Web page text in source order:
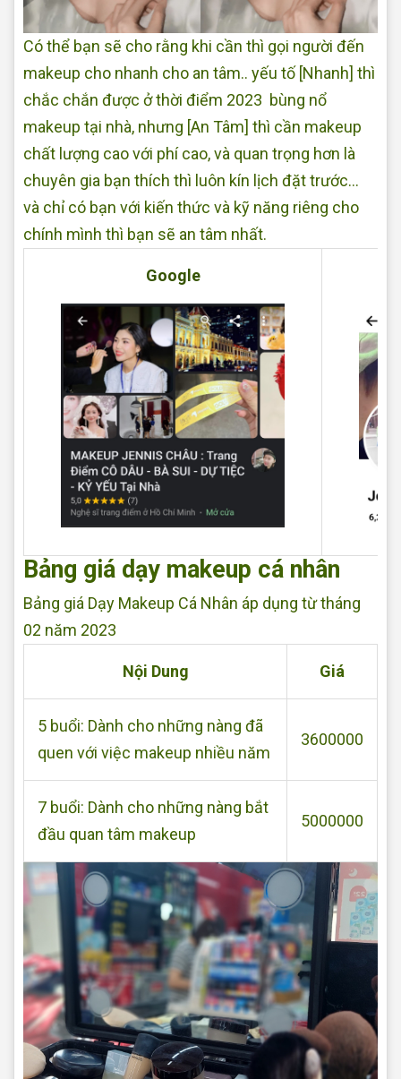
Có thể bạn sẽ cho rằng khi cần thì gọi người đến
makeup cho nhanh cho an tâm.. yếu tố [Nhanh] thì
chắc chắn được ở thời điểm 2023 bùng nổ
makeup tại nhà, nhưng [An Tâm] thì cần makeup
chất lượng cao với phí cao, và quan trọng hơn là
chuyên gia bạn thích thì luôn kín lịch đặt trước...
và chỉ có bạn với kiến thức và kỹ năng riêng cho
chính mình thì bạn sẽ an tâm nhất.
Google
Bảng giá dạy makeup cá nhân
Bảng giá Dạy Makeup Cá Nhân áp dụng từ tháng
02 năm 2023
Nội Dung Giá
5 buổi: Dành cho những nàng đã
quen với việc makeup nhiều năm
3600000
7 buổi: Dành cho những nàng bắt
đầu quan tâm makeup
5000000